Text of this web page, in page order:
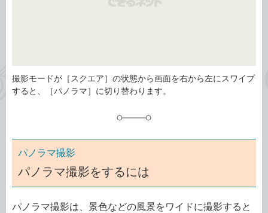
撮影モードが［スクエア］の状態から画面を右から左にスワイプ
すると、［パノラマ］に切り替わります。
パノラマ撮影
パノラマ撮影をするには
パノラマ撮影は、景色などの風景をワイドに撮影すると